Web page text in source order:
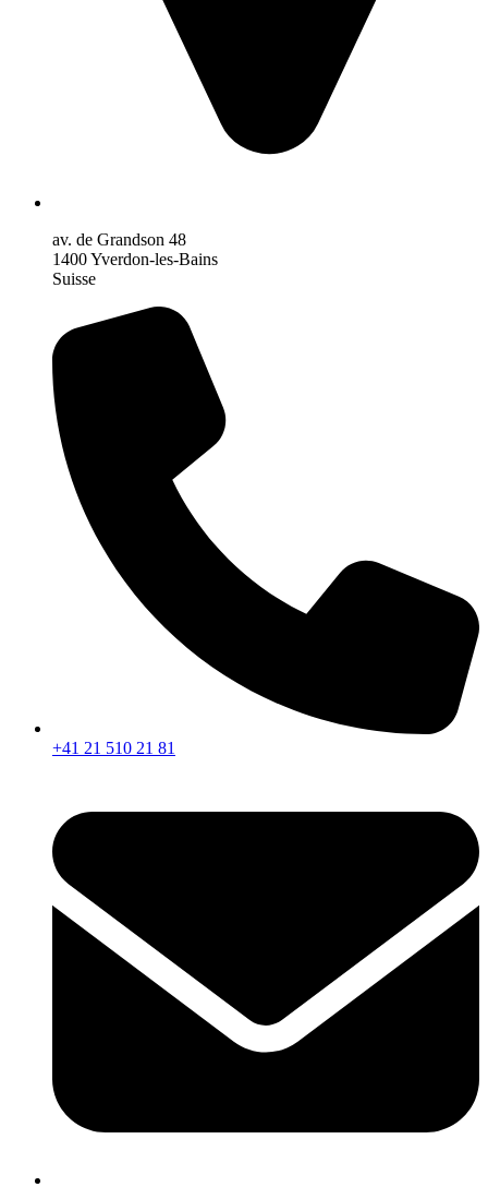
av. de Grandson 48
1400 Yverdon-les-Bains
Suisse
+41 21 510 21 81